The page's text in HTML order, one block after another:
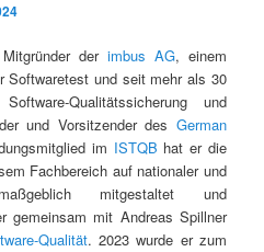
derimbus AG, einem
Softwaretest und seit mehr als 30
Qualitätssicherung und
und Vorsitzender des German
im ISTQB hat er die
Fachbereich auf nationaler und
mitgestaltet und
gemeinsam mit Andreas Spillner
Qualität. 2023 wurde er zum